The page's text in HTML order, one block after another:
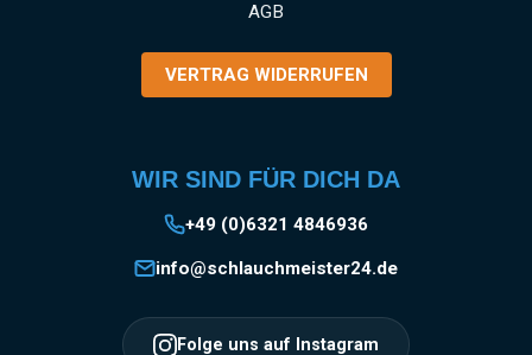
AGB
VERTRAG WIDERRUFEN
WIR SIND FÜR DICH DA
+49 (0)6321 4846936
info@schlauchmeister24.de
Folge uns auf Instagram